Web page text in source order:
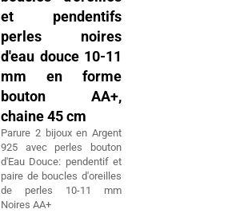
et pendentifs
perles noires
d'eau douce 10-11
mm en forme
bouton AA+,
chaine 45 cm
Parure 2 bijoux en Argent
925 avec perles bouton
d'Eau Douce: pendentif et
paire de boucles d'oreilles
de perles 10-11 mm
Noires AA+